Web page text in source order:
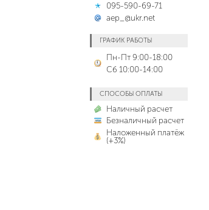
095-590-69-71
aep_@ukr.net
ГРАФИК РАБОТЫ
Пн-Пт 9:00-18:00
Сб 10:00-14:00
СПОСОБЫ ОПЛАТЫ
Наличный расчет
Безналичный расчет
Наложенный платёж
(+3%)